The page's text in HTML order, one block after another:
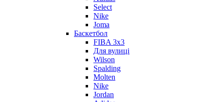
Select
Nike
Joma
Баскетбол
FIBA 3x3
Для вулиці
Wilson
Spalding
Molten
Nike
Jordan